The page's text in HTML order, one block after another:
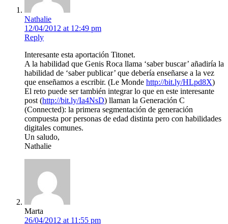
Nathalie
12/04/2012 at 12:49 pm
Reply
Interesante esta aportación Titonet.
A la habilidad que Genis Roca llama ‘saber buscar’ añadiría la
habilidad de ‘saber publicar’ que debería enseñarse a la vez
que enseñamos a escribir. (Le Monde http://bit.ly/HLpd8X)
El reto puede ser también integrar lo que en este interesante
post (http://bit.ly/Ia4NsD) llaman la Generación C
(Connected): la primera segmentación de generación
compuesta por personas de edad distinta pero con habilidades
digitales comunes.
Un saludo,
Nathalie
Marta
26/04/2012 at 11:55 pm